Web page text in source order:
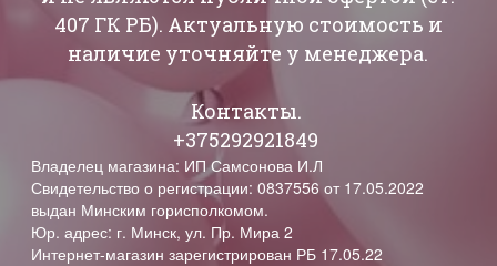
407 ГК РБ). Актуальную стоимость и
наличие уточняйте у менеджера.
Контакты.
+375292921849
Владелец магазина: ИП Самсонова И.Л
Свидетельство о регистрации: 0837556 от 17.05.2022
выдан Минским горисполкомом.
Юр. адрес: г. Минск, ул. Пр. Мира 2
Интернет-магазин зарегистрирован РБ 17.05.22